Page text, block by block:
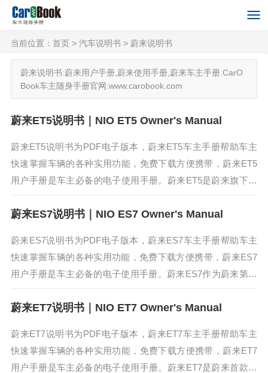
当前位置： 首页 > 汽车说明书 > 蔚来说明书
蔚来说明书:蔚来用户手册,蔚来使用手册,蔚来车主手册.CarO
Book车主随身手册官网:www.carobook.com
蔚来ET5说明书｜NIO ET5 Owner's Manual
蔚来ET5说明书为PDF电子版本，蔚来ET5车主手册帮助车主
快速掌握车辆的各种实用功能，免费下载方便携带，蔚来ET5
用户手册是车主必备的电子使用手册。蔚来ET5是蔚来旗下的
一款轿跑车型。蔚来ET5采用前150千瓦，后210千瓦双电机配
置，最...
蔚来ES7说明书｜NIO ES7 Owner's Manual
蔚来ES7说明书为PDF电子版本，蔚来ES7车主手册帮助车主
快速掌握车辆的各种实用功能，免费下载方便携带，蔚来ES7
用户手册是车主必备的电子使用手册。蔚来ES7作为蔚来第二
代技术平台NT2打造的首款SUV，也是是蔚来首款大五座SU
V，定位纯...
蔚来ET7说明书｜NIO ET7 Owner's Manual
蔚来ET7说明书为PDF电子版本，蔚来ET7车主手册帮助车主
快速掌握车辆的各种实用功能，免费下载方便携带，蔚来ET7
用户手册是车主必备的电子使用手册。蔚来ET7是蔚来首款纯